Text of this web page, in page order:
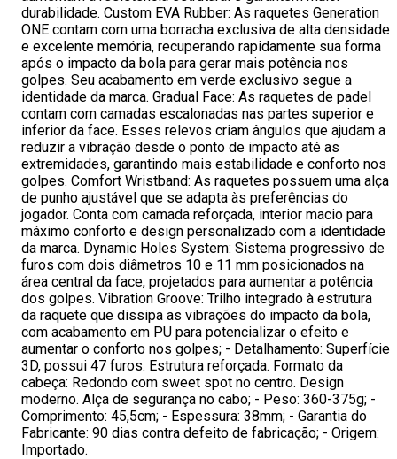
durabilidade. Custom EVA Rubber: As raquetes Generation
ONE contam com uma borracha exclusiva de alta densidade
e excelente memória, recuperando rapidamente sua forma
após o impacto da bola para gerar mais potência nos
golpes. Seu acabamento em verde exclusivo segue a
identidade da marca. Gradual Face: As raquetes de padel
contam com camadas escalonadas nas partes superior e
inferior da face. Esses relevos criam ângulos que ajudam a
reduzir a vibração desde o ponto de impacto até as
extremidades, garantindo mais estabilidade e conforto nos
golpes. Comfort Wristband: As raquetes possuem uma alça
de punho ajustável que se adapta às preferências do
jogador. Conta com camada reforçada, interior macio para
máximo conforto e design personalizado com a identidade
da marca. Dynamic Holes System: Sistema progressivo de
furos com dois diâmetros 10 e 11 mm posicionados na
área central da face, projetados para aumentar a potência
dos golpes. Vibration Groove: Trilho integrado à estrutura
da raquete que dissipa as vibrações do impacto da bola,
com acabamento em PU para potencializar o efeito e
aumentar o conforto nos golpes; - Detalhamento: Superfície
3D, possui 47 furos. Estrutura reforçada. Formato da
cabeça: Redondo com sweet spot no centro. Design
moderno. Alça de segurança no cabo; - Peso: 360-375g; -
Comprimento: 45,5cm; - Espessura: 38mm; - Garantia do
Fabricante: 90 dias contra defeito de fabricação; - Origem:
Importado.